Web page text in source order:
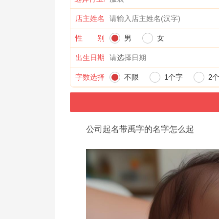
店主姓名
性 别 男 女
出生日期
字数选择 不限 1个字 2
公司起名带禹字的名字怎么起